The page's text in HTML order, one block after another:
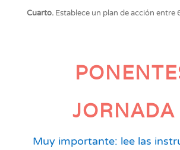
Cuarto.Establece un plan de acción entre
JORNADA
Muy importante: lee las